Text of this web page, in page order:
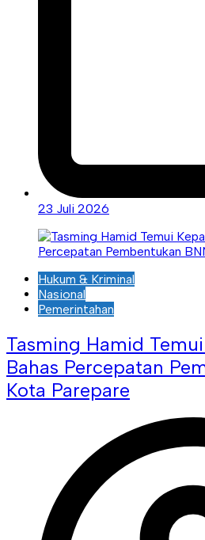
23 Juli 2026
Hukum & Kriminal
Nasional
Pemerintahan
Tasming Hamid
Bahas Percepatan
Kota Parepare